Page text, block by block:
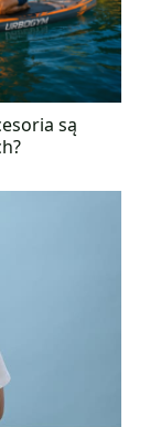
i tańca.
są